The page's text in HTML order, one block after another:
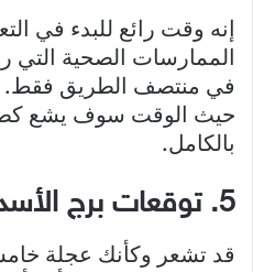
إنه وقت رائع للبدء في
الممارسات الصحية التي
في منتصف الطريق فقط.
حيث الوقت سوف يشع
بالكامل.
5. توقعات برج الأسد اليوم
قد تشعر وكأنك عجلة